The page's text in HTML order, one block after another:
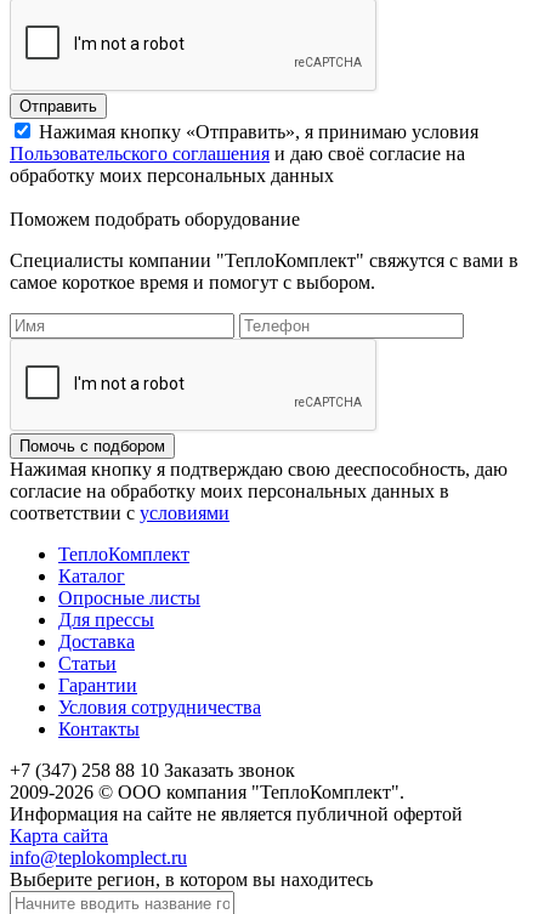
Отправить
Нажимая кнопку «Отправить», я принимаю условия
Пользовательского соглашения и даю своё согласие на
обработку моих персональных данных
Поможем подобрать оборудование
Специалисты компании "ТеплоКомплект" свяжутся с вами в
самое короткое время и помогут с выбором.
Помочь с подбором
Нажимая кнопку я подтверждаю свою дееспособность, даю
согласие на обработку моих персональных данных в
соответствии с условиями
ТеплоКомплект
Каталог
Опросные листы
Для прессы
Доставка
Статьи
Гарантии
Условия сотрудничества
Контакты
+7 (347) 258 88 10 Заказать звонок
2009-2026 © ООО компания "ТеплоКомплект".
Информация на сайте не является публичной офертой
Карта сайта
info@teplokomplect.ru
Выберите регион, в котором вы находитесь